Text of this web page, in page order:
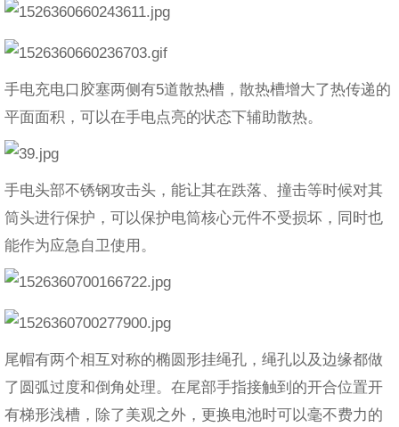
手电充电口胶塞两侧有5道散热槽，散热槽增大了热传递的
平面面积，可以在手电点亮的状态下辅助散热。
手电头部不锈钢攻击头，能让其在跌落、撞击等时候对其
筒头进行保护，可以保护电筒核心元件不受损坏，同时也
能作为应急自卫使用。
尾帽有两个相互对称的椭圆形挂绳孔，绳孔以及边缘都做
了圆弧过度和倒角处理。在尾部手指接触到的开合位置开
有梯形浅槽，除了美观之外，更换电池时可以毫不费力的